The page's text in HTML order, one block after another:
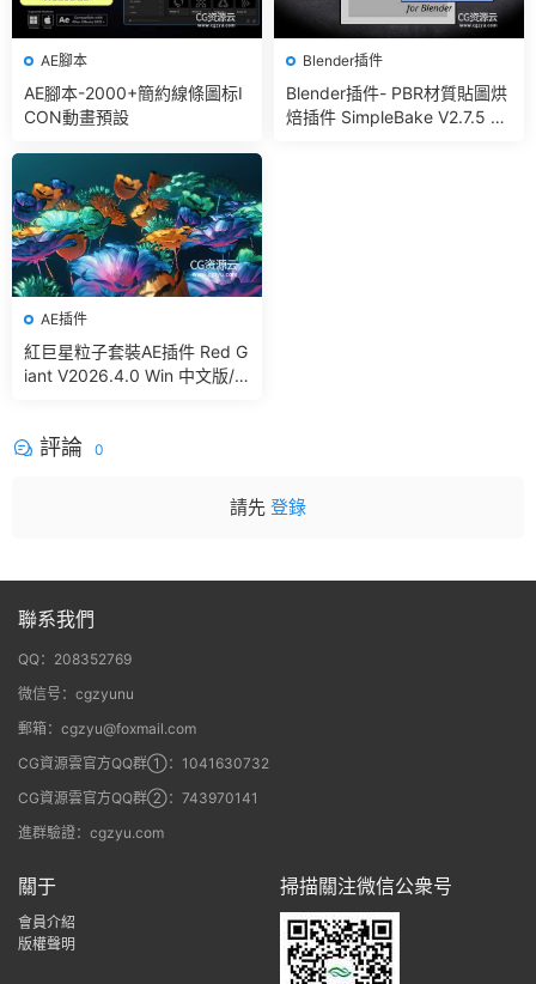
AE腳本
AE腳本-2000+簡約線條圖标I
CON動畫預設
Blender插件
Blender插件- PBR材質貼圖烘
焙插件 SimpleBake V2.7.5 –
AE插件
紅巨星粒子套裝AE插件 Red G
iant V2026.4.0 Win 中文版/
評論 0
請先 登錄
聯系我們
QQ：208352769
微信号：cgzyunu
郵箱：cgzyu@foxmail.com
CG資源雲官方QQ群①：1041630732
CG資源雲官方QQ群②：743970141
進群驗證：cgzyu.com
關于
會員介紹
版權聲明
掃描關注微信公衆号